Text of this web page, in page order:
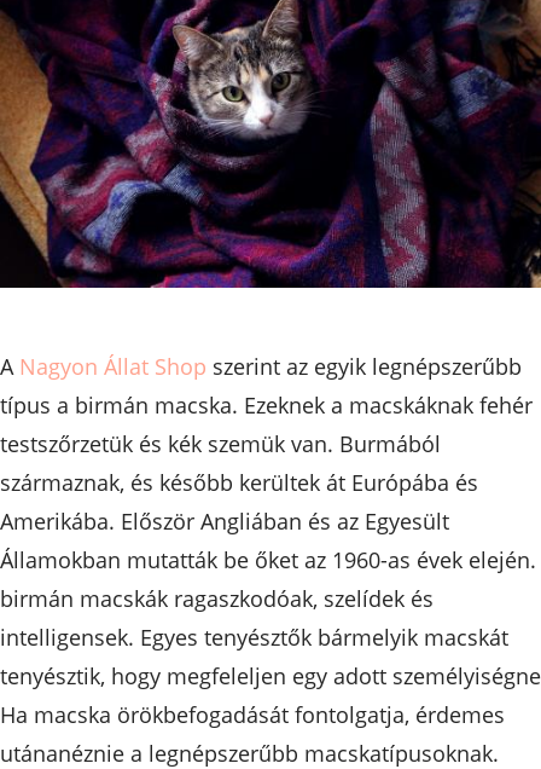
A Nagyon Állat Shop szerint az egyik legnépszerűbb
típus a birmán macska. Ezeknek a macskáknak fehér
testszőrzetük és kék szemük van. Burmából
származnak, és később kerültek át Európába és
Amerikába. Először Angliában és az Egyesült
Államokban mutatták be őket az 1960-as évek elején.
birmán macskák ragaszkodóak, szelídek és
intelligensek. Egyes tenyésztők bármelyik macskát
tenyésztik, hogy megfeleljen egy adott
Ha macska örökbefogadását fontolgatja, érdemes
utánanéznie a legnépszerűbb macskatípusoknak.